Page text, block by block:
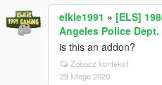
elkie1991 » [ELS]
Angeles Police Dept.
is this an addon?
Zobacz kontekst
29 lutego 2020